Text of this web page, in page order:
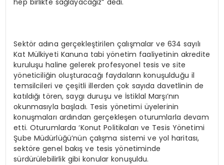
hep birlikte sağlayacağız” dedi.
Sektör adına gerçekleştirilen çalışmalar ve 634 sayılı
Kat Mülkiyeti Kanuna tabi yönetim faaliyetinin akredite
kuruluşu haline gelerek profesyonel tesis ve site
yöneticiliğin oluşturacağı faydaların konuşulduğu il
temsilcileri ve çeşitli illerden çok sayıda davetlinin de
katıldığı tören, saygı duruşu ve İstiklal Marşı’nın
okunmasıyla başladı. Tesis yönetimi üyelerinin
konuşmaları ardından gerçekleşen oturumlarla devam
etti. Oturumlarda ‘Konut Politikaları ve Tesis Yönetimi
Şube Müdürlüğü’nün çalışma sistemi ve yol haritası,
sektöre genel bakış ve tesis yönetiminde
sürdürülebilirlik gibi konular konuşuldu.